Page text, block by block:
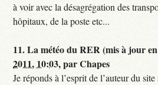
à voir avec la désagrégation des
hôpitaux, de la poste etc...
11.La météo du RER (mis à jour
2011, 10:03,parChapes
Je réponds à l’esprit de l’auteur du